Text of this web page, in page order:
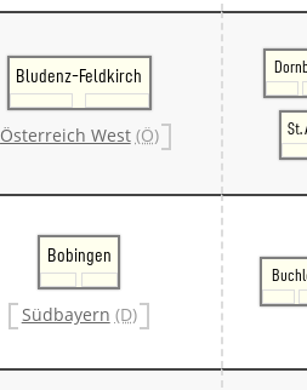
Bludenz-Feldkirch
Österreich West (Ö) St.
Bobingen
Südbayern (D)